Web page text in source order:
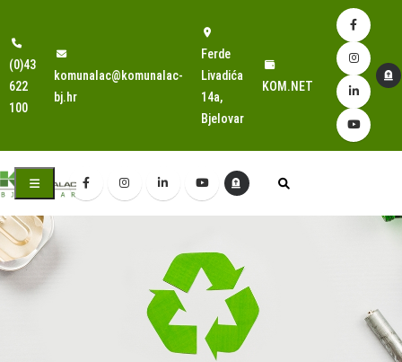
(0)43
622
100
komunalac@komunalac-
bj.hr
Ferde
Livadića
14a,
Bjelovar
KOM.NET